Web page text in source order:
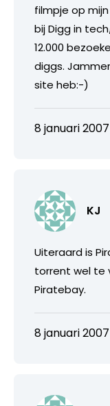
filmpje op
bij Digg in
12.000
diggs.
site heb:-)
8 januari
KJ
Uiteraard is
torrent wel te
Piratebay.
8 januari